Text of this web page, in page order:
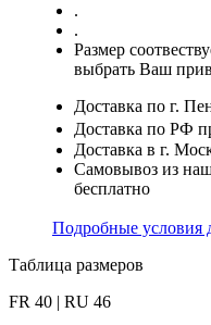
.
.
Размер
выбрать Ваш
Доставка по г.
Доставка по РФ
Доставка в г.
Самовывоз из
бесплатно
Подробные условия
Таблица размеров
FR 40 | RU 46